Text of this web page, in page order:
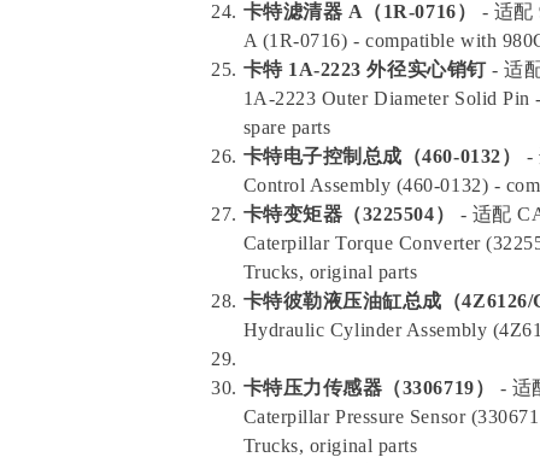
卡特滤清器 A（1R-0716）
- 适配
A (1R-0716) - compatible with
卡特 1A-2223 外径实心销钉- 适
1A-2223 Outer Diameter Solid
spare parts
卡特电子控制总成（460-0132）
-
Control Assembly (460-0132) -
卡特变矩器（3225504）
- 适配
Caterpillar Torque Converter
Trucks, original parts
卡特彼勒液压油缸总成（
Hydraulic Cylinder Assembly
卡特压力传感器（3306719）
- 适
Caterpillar Pressure Sensor
Trucks, original parts